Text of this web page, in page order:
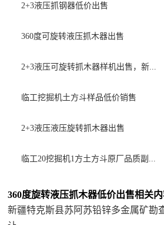
2+3液压抓钢器低价出售
360度可旋转液压抓木器出售
2+3液压可旋转抓木器样机出售，新...
临工挖掘机土方斗样品低价销售
2+3液压液压旋转抓木器出售
临工20挖掘机1方土方斗原厂品质副...
360度旋转液压抓木器低价出售相关
新疆特克斯县苏阿苏铅锌多金属矿勘